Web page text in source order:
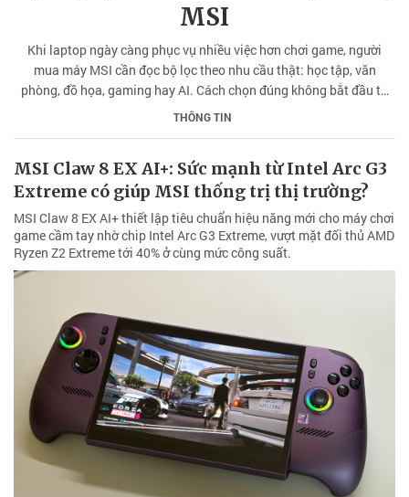
MSI
Khi laptop ngày càng phục vụ nhiều việc hơn chơi game, người
mua máy MSI cần đọc bộ lọc theo nhu cầu thật: học tập, văn
phòng, đồ họa, gaming hay AI. Cách chọn đúng không bắt đầu từ
cấu hình mạnh nhất, mà từ việc chiếc máy sẽ đồng hành với người
THÔNG TIN
MSI Claw 8 EX AI+: Sức mạnh từ Intel Arc G3
Extreme có giúp MSI thống trị thị trường?
MSI Claw 8 EX AI+ thiết lập tiêu chuẩn hiệu năng mới cho máy chơi
game cầm tay nhờ chip Intel Arc G3 Extreme, vượt mặt đối thủ AMD
Ryzen Z2 Extreme tới 40% ở cùng mức công suất.